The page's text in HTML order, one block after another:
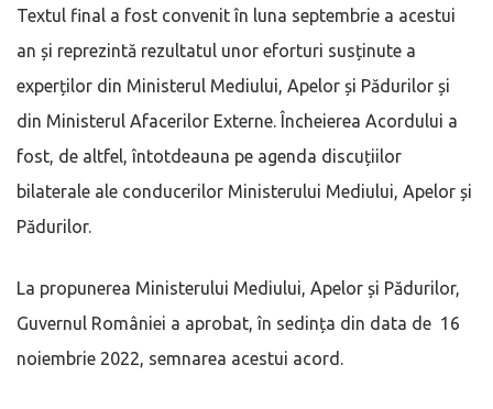
Textul final a fost convenit în luna septembrie a acestui
an și reprezintă rezultatul unor eforturi susținute a
experților din Ministerul Mediului, Apelor și Pădurilor și
din Ministerul Afacerilor Externe. Încheierea Acordului a
fost, de altfel, întotdeauna pe agenda discuțiilor
bilaterale ale conducerilor Ministerului Mediului, Apelor și
Pădurilor.
La propunerea Ministerului Mediului, Apelor și Pădurilor,
Guvernul României a aprobat, în sedința din data de 16
noiembrie 2022, semnarea acestui acord.